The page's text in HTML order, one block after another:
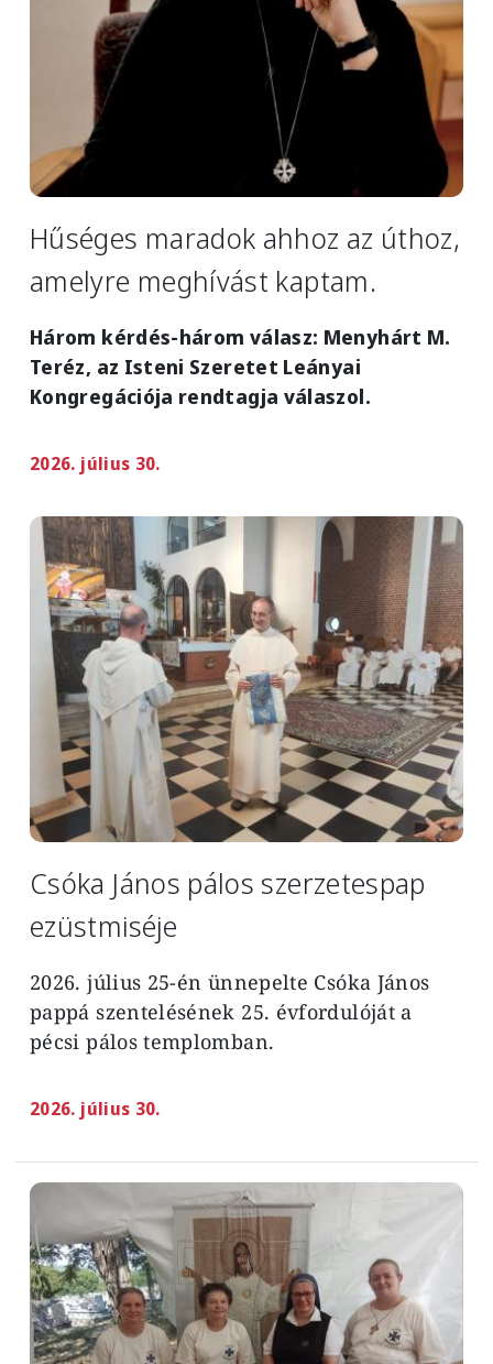
Hűséges maradok ahhoz az úthoz,
amelyre meghívást kaptam.
Három kérdés-három válasz: Menyhárt M.
Teréz, az Isteni Szeretet Leányai
Kongregációja rendtagja válaszol.
2026. július 30.
Image
Csóka János pálos szerzetespap
ezüstmiséje
2026. július 25-én ünnepelte Csóka János
pappá szentelésének 25. évfordulóját a
pécsi pálos templomban.
2026. július 30.
Image